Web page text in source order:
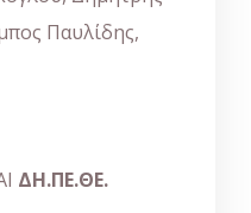
Παυλίδης,
ΔΗ.ΠΕ.ΘΕ.